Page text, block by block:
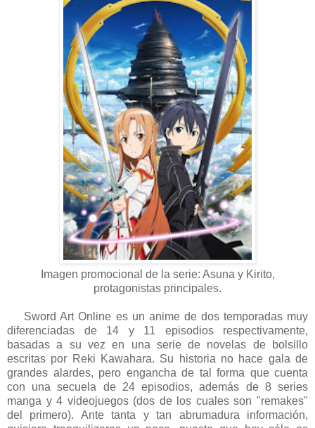
Imagen promocional de la serie: Asuna y Kirito,
protagonistas principales.
Sword Art Online es un anime de dos temporadas muy
diferenciadas de 14 y 11 episodios respectivamente,
basadas a su vez en una serie de novelas de bolsillo
escritas por Reki Kawahara. Su historia no hace gala de
grandes alardes, pero engancha de tal forma que cuenta
con una secuela de 24 episodios, además de 8 series
manga y 4 videojuegos (dos de los cuales son "remakes"
del primero). Ante tanta y tan abrumadura información,